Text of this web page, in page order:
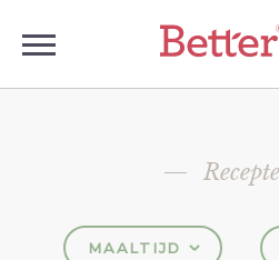
MAALTIJD